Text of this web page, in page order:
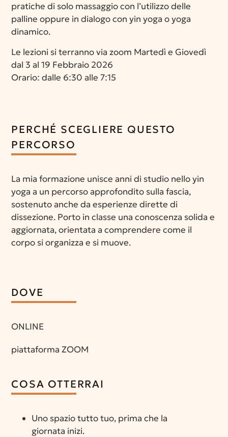
pratiche di solo massaggio con l’utilizzo delle
palline oppure in dialogo con yin yoga o yoga
dinamico.
Le lezioni si terranno via zoom Martedì e Giovedì
dal 3 al 19 Febbraio 2026
Orario: dalle 6:30 alle 7:15
PERCHÉ SCEGLIERE QUESTO
PERCORSO
La mia formazione unisce anni di studio nello yin
yoga a un percorso approfondito sulla fascia,
sostenuto anche da esperienze dirette di
dissezione. Porto in classe una conoscenza solida e
aggiornata, orientata a comprendere come il
corpo si organizza e si muove.
DOVE
ONLINE
piattaforma ZOOM
COSA OTTERRAI
Uno spazio tutto tuo, prima che la
giornata inizi.